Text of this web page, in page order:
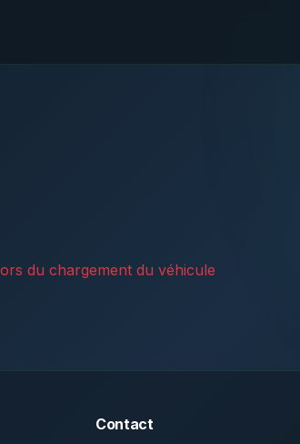
du chargement du véhicule
Contact